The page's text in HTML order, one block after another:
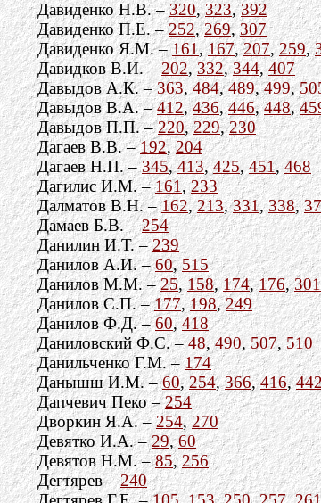
Давиденко Н.В. –320,323,392
Давиденко П.Е. –252,269,307
Давиденко Я.М. –161,167,207,259,
Давидков В.И. –202,332,344,407
Давыдов А.К. –363, 484,489,499,
Давыдов В.А. –412,436,446,448,
Давыдов П.П. –220,229,230
Дагаев В.В. –192,204
Дагаев Н.П. –345,413,425,451,468
Дагилис И.М. –161,233
Далматов В.Н. –162,213,331,338,
Дамаев Б.В. –254
Данилин И.Т. –239
Данилов А.И. –60,515
Данилов М.М. –25,158,174,176,301
Данилов С.П. –177,198,249
Данилов Ф.Д. –60,418
Даниловский Ф.С. –48,490, 507,510
Данильченко Г.М. –174
Данышш И.М. –60,254,366,416,
Дапчевич Пеко –254
Дворкин Я.А. –254,270
Девятко И.А. –29,60
Девятов Н.М. –85,256
Дегтярев –240